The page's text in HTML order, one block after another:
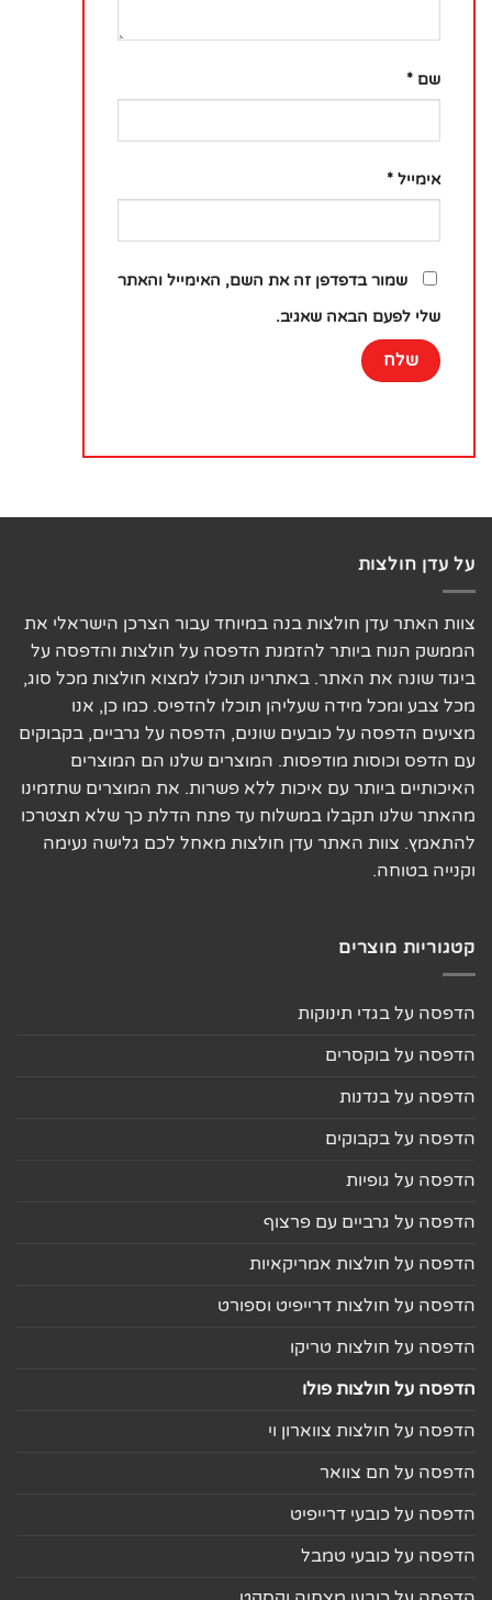
שם *
אימייל *
שמור בדפדפן זה את השם, האימייל והאתר
שלי לפעם הבאה שאגיב.
על עדן חולצות
צוות האתר עדן חולצות בנה במיוחד עבור הצרכן הישראלי את
הממשק הנוח ביותר להזמנת הדפסה על חולצות והדפסה על
ביגוד שונה את האתר. באתרינו תוכלו למצוא חולצות מכל סוג,
מכל צבע ומכל מידה שעליהן תוכלו להדפיס. כמו כן, אנו
מציעים הדפסה על כובעים שונים, הדפסה על גרביים, בקבוקים
עם הדפס וכוסות מודפסות. המוצרים שלנו הם המוצרים
האיכותיים ביותר עם איכות ללא פשרות. את המוצרים שתזמינו
מהאתר שלנו תקבלו במשלוח עד פתח הדלת כך שלא תצטרכו
להתאמץ. צוות האתר עדן חולצות מאחל לכם גלישה נעימה
וקנייה בטוחה.
קטגוריות מוצרים
הדפסה על בגדי תינוקות
הדפסה על בוקסרים
הדפסה על בנדנות
הדפסה על בקבוקים
הדפסה על גופיות
הדפסה על גרביים עם פרצוף
הדפסה על חולצות אמריקאיות
הדפסה על חולצות דרייפיט וספורט
הדפסה על חולצות טריקו
הדפסה על חולצות פולו
הדפסה על חולצות צווארון וי
הדפסה על חם צוואר
הדפסה על כובעי דרייפיט
הדפסה על כובעי טמבל